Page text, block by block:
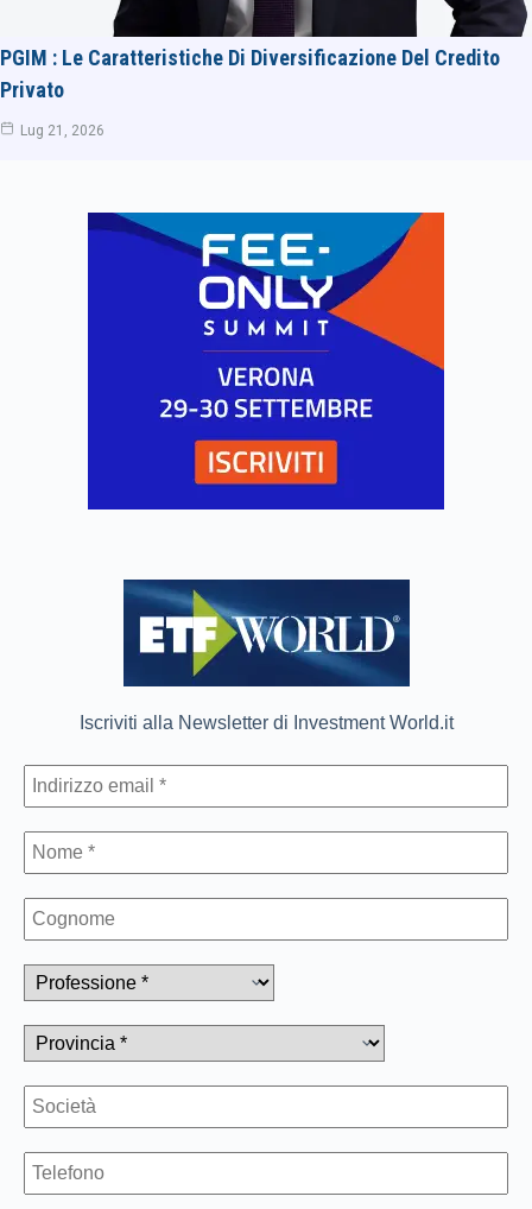
PGIM : Le Caratteristiche Di Diversificazione Del Credito
Privato
Lug 21, 2026
Iscriviti alla Newsletter di Investment World.it